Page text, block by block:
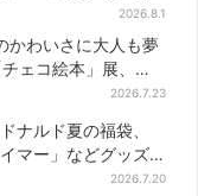
会」、開始30分で“1
牛”の当選も
2026.8.1
かわいさに大人も夢
ェコ絵本」展、老
2026.7.23
ナルド夏の福袋、
マー」などグッズ3
2026.7.20